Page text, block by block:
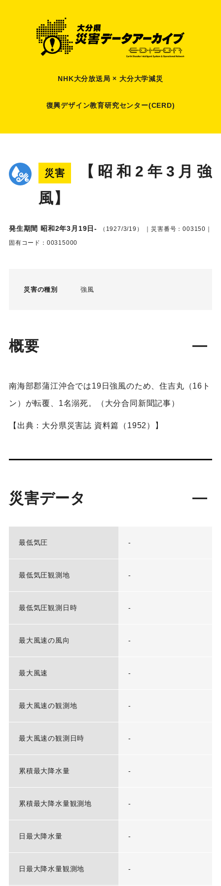
NHK大分放送局 × 大分大学減災
復興デザイン教育研究センター(CERD)
災害
【昭和2年3月強
風】
発生期間 昭和2年3月19日- （1927/3/19）
｜災害番号：003150｜
固有コード：00315000
災害の種別 強風
概要
南海部郡蒲江沖合では19日強風のため、住吉丸（16ト
ン）が転覆、1名溺死。（大分合同新聞記事）
【出典：大分県災害誌 資料篇（1952）】
災害データ
最低気圧 -
最低気圧観測地 -
最低気圧観測日時 -
最大風速の風向 -
最大風速 -
最大風速の観測地 -
最大風速の観測日時 -
累積最大降水量 -
累積最大降水量観測地 -
日最大降水量 -
日最大降水量観測地 -